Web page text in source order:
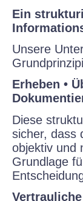
Ein
Unsere
Erheben •
Diese
sicher, dass
objektiv und
Grundlage